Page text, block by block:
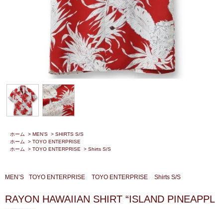
ホーム > MEN’S > SHIRTS S/S
ホーム
> TOYO ENTERPRISE
ホーム
> TOYO ENTERPRISE > Shirts S/S
MEN’S TOYO ENTERPRISE TOYO ENTERPRISE Shirts S/S
RAYON HAWAIIAN SHIRT “ISLAND PINEAPPL